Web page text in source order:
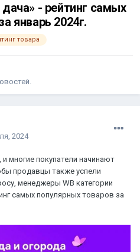
- рейтинг самых
январь 2024г.
товара
2024
многие покупатели начинают
продавцы также успели
менеджеры WB категории
самых популярных товаров за